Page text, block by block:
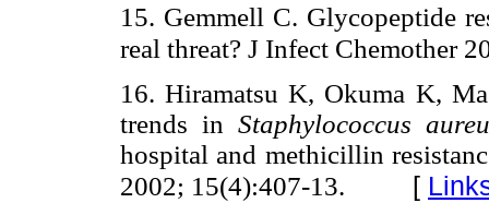
15. Gemmell C. Glycopeptide
real threat? J Infect Chemother
16. Hiramatsu K, Okuma K,
trends inStaphylococcus
hospital and methicillin
2002; 15(4):407-13.
[